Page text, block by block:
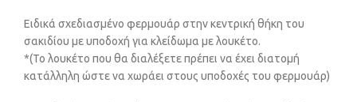
Ειδικά σχεδιασμένο φερμουάρ στην κεντρική θήκη του
σακιδίου με υποδοχή για κλείδωμα με λουκέτο.
*(Το λουκέτο που θα διαλέξετε πρέπει να έχει διατομή
κατάλληλη ώστε να χωράει στους υποδοχές του φερμουάρ)